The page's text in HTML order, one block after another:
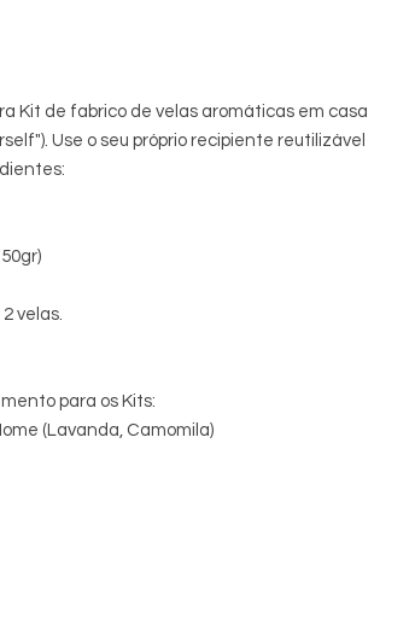
Kit de fabrico de velas aromáticas em casa
Use o seu próprio recipiente reutilizável
velas.
para os Kits:
(Lavanda, Camomila)